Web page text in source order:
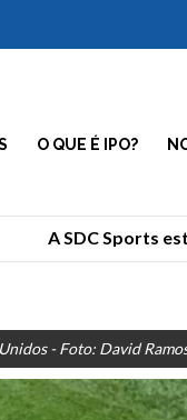
O QUE É IPO?
A SDC Sports
- Foto: David